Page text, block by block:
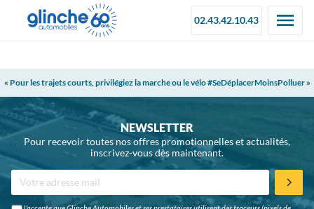
02.43.42.10.43
« Pour les trajets courts, privilégiez la marche ou le vélo #SeDéplacerMoinsPolluer »
NEWSLETTER
Pour recevoir toutes nos offres promotionnelles et actualités,
inscrivez-vous dès maintenant.